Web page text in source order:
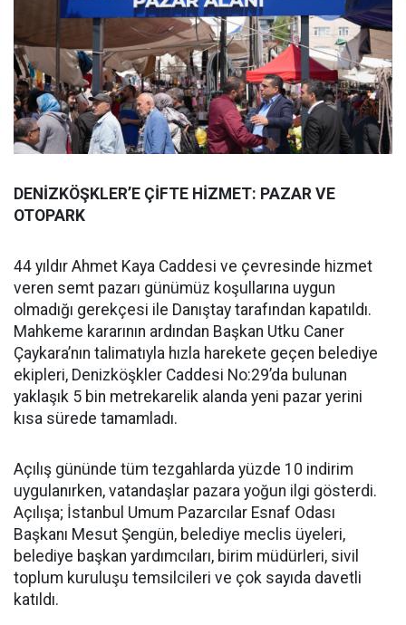
DENİZKÖŞKLER’E ÇİFTE HİZMET: PAZAR VE
OTOPARK
44 yıldır Ahmet Kaya Caddesi ve çevresinde hizmet
veren semt pazarı günümüz koşullarına uygun
olmadığı gerekçesi ile Danıştay tarafından kapatıldı.
Mahkeme kararının ardından Başkan Utku Caner
Çaykara’nın talimatıyla hızla harekete geçen belediye
ekipleri, Denizköşkler Caddesi No:29’da bulunan
yaklaşık 5 bin metrekarelik alanda yeni pazar yerini
kısa sürede tamamladı.
Açılış gününde tüm tezgahlarda yüzde 10 indirim
uygulanırken, vatandaşlar pazara yoğun ilgi gösterdi.
Açılışa; İstanbul Umum Pazarcılar Esnaf Odası
Başkanı Mesut Şengün, belediye meclis üyeleri,
belediye başkan yardımcıları, birim müdürleri, sivil
toplum kuruluşu temsilcileri ve çok sayıda davetli
katıldı.